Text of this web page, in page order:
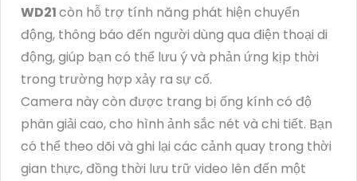
WD21còn hỗ trợ tính năng phát hiện chuyển
động, thông báo đến người dùng qua điện thoại di
động, giúp bạn có thể lưu ý và phản ứng kịp thời
trong trường hợp xảy ra sự cố.
Camera này còn được trang bị ống kính có độ
phân giải cao, cho hình ảnh sắc nét và chi tiết. Bạn
có thể theo dõi và ghi lại các cảnh quay trong thời
gian thực, đồng thời lưu trữ video lên đến một